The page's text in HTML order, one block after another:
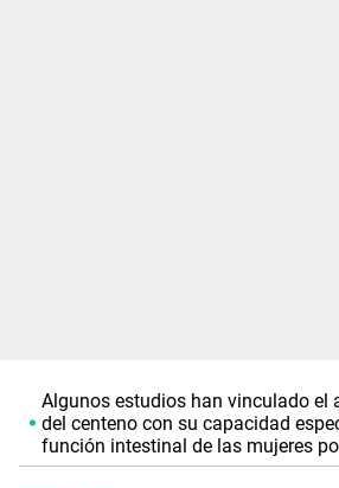
Algunos estudios han vinculado el
del centeno con su capacidad
función intestinal de las mujeres